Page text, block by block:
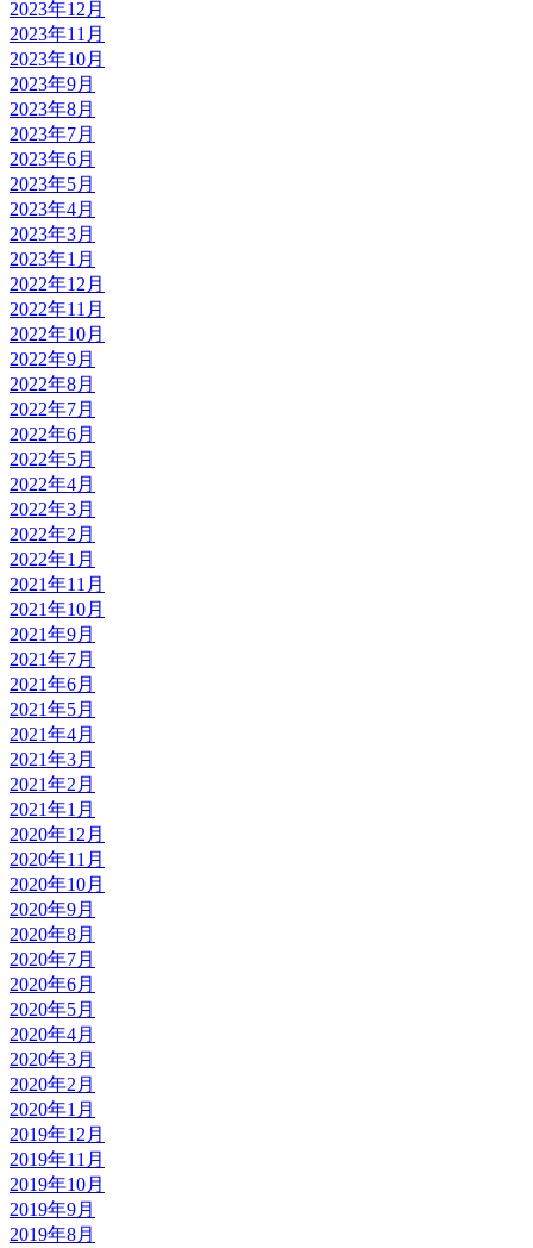
2023年12月
2023年11月
2023年10月
2023年9月
2023年8月
2023年7月
2023年6月
2023年5月
2023年4月
2023年3月
2023年1月
2022年12月
2022年11月
2022年10月
2022年9月
2022年8月
2022年7月
2022年6月
2022年5月
2022年4月
2022年3月
2022年2月
2022年1月
2021年11月
2021年10月
2021年9月
2021年7月
2021年6月
2021年5月
2021年4月
2021年3月
2021年2月
2021年1月
2020年12月
2020年11月
2020年10月
2020年9月
2020年8月
2020年7月
2020年6月
2020年5月
2020年4月
2020年3月
2020年2月
2020年1月
2019年12月
2019年11月
2019年10月
2019年9月
2019年8月